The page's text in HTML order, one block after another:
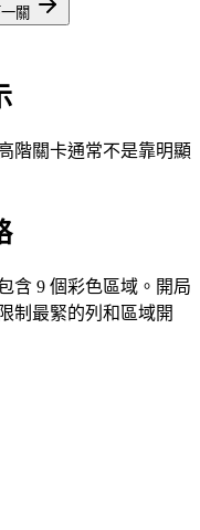
一關
階關卡通常不是靠明顯
含 9 個彩色區域。開局
制最緊的列和區域開